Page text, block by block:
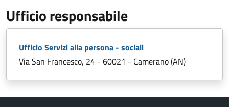
Ufficio responsabile
Ufficio Servizi alla persona - sociali
Via San Francesco, 24 - 60021 - Camerano (AN)